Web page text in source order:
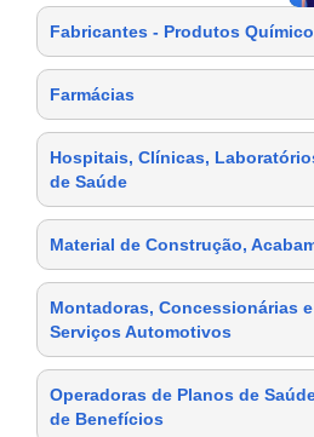
Fabricantes - Produtos
Farmácias
Hospitais, Clínicas,
de Saúde
Material de Construção,
Montadoras, Concessionárias
Serviços Automotivos
Operadoras de Planos de
de Benefícios